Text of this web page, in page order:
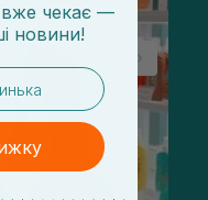
вже чекає —
новини!